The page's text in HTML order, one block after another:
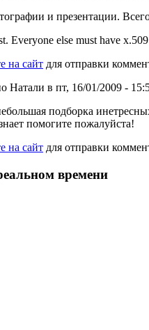
и презентации.
Everyone else must have
на сайт для отправки
Натали в пт, 16/01/2009 -
подборка
помогите пожалуйста!
на сайт для отправки
времени